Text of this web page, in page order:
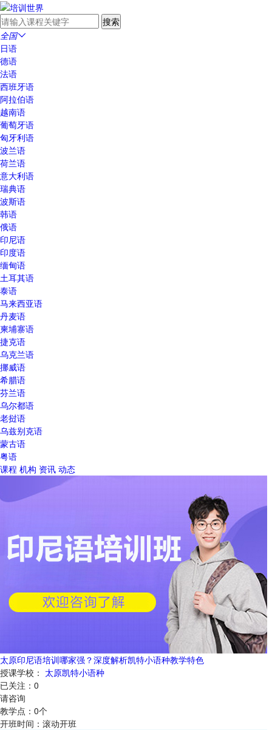
全国
日语
德语
法语
西班牙语
阿拉伯语
越南语
葡萄牙语
匈牙利语
波兰语
荷兰语
意大利语
瑞典语
波斯语
韩语
俄语
印尼语
印度语
缅甸语
土耳其语
泰语
马来西亚语
丹麦语
柬埔寨语
捷克语
乌克兰语
挪威语
希腊语
芬兰语
乌尔都语
老挝语
乌兹别克语
蒙古语
粤语
课程 机构 资讯 动态
太原印尼语培训哪家强？深度解析凯特小语种教学特色
授课学校： 太原凯特小语种
已关注： 0
请咨询
教学点： 0个
开班时间： 滚动开班